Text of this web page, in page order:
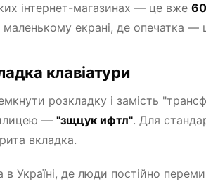
інтернет-магазинах — це вже
екрані, де опечатка —
клавіатури
розкладку і замість
— "зщцук ифтл". Для
вкладка.
Україні, де люди постійно